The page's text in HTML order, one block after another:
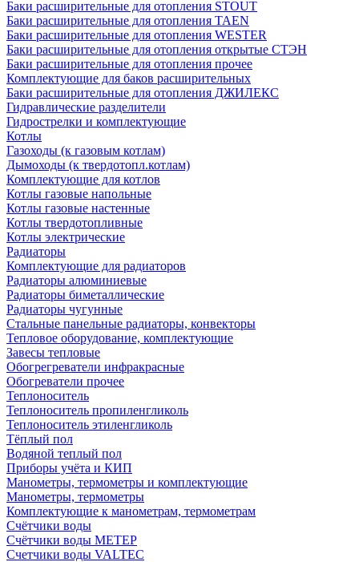
Баки расширительные для отопления STOUT
Баки расширительные для отопления TAEN
Баки расширительные для отопления WESTER
Баки расширительные для отопления открытые СТЭН
Баки расширительные для отопления прочее
Комплектующие для баков расширительных
Баки расширительные для отопления ДЖИЛЕКС
Гидравлические разделители
Гидрострелки и комплектующие
Котлы
Газоходы (к газовым котлам)
Дымоходы (к твердотопл.котлам)
Комплектующие для котлов
Котлы газовые напольные
Котлы газовые настенные
Котлы твердотопливные
Котлы электрические
Радиаторы
Комплектующие для радиаторов
Радиаторы алюминиевые
Радиаторы биметаллические
Радиаторы чугунные
Стальные панельные радиаторы, конвекторы
Тепловое оборудование, комплектующие
Завесы тепловые
Обогрегреватели инфракрасные
Обогреватели прочее
Теплоноситель
Теплоноситель пропиленгликоль
Теплоноситель этиленгликоль
Тёплый пол
Водяной теплый пол
Приборы учёта и КИП
Манометры, термометры и комплектующие
Манометры, термометры
Комплектующие к манометрам, термометрам
Счётчики воды
Счётчики воды МЕТЕР
Счетчики воды VALTEC